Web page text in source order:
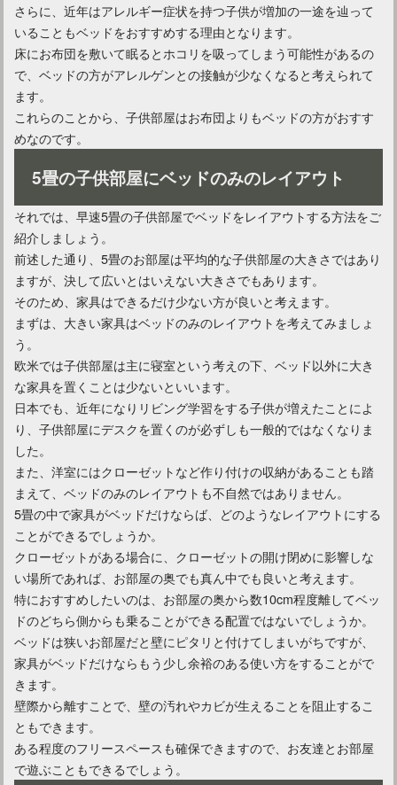
カントリーなお部屋を100均アイテムで仕上げるアイデア
カントリーなインテリアスタイルのお部屋に仕上げるコツ！
カントリー調のインテリアを作りたいならブログを参考に！
マンションの「玄関ポーチ」にインテリアを置いても大丈夫？
さらに、近年はアレルギー症状を持つ子供が増加の一途を辿って
いることもベッドをおすすめする理由となります。
床にお布団を敷いて眠るとホコリを吸ってしまう可能性があるの
で、ベッドの方がアレルゲンとの接触が少なくなると考えられて
ます。
これらのことから、子供部屋はお布団よりもベッドの方がおすす
めなのです。
5畳の子供部屋にベッドのみのレイアウト
それでは、早速5畳の子供部屋でベッドをレイアウトする方法をご
紹介しましょう。
前述した通り、5畳のお部屋は平均的な子供部屋の大きさではあり
ますが、決して広いとはいえない大きさでもあります。
そのため、家具はできるだけ少ない方が良いと考えます。
まずは、大きい家具はベッドのみのレイアウトを考えてみましょ
う。
欧米では子供部屋は主に寝室という考えの下、ベッド以外に大き
な家具を置くことは少ないといいます。
日本でも、近年になりリビング学習をする子供が増えたことによ
り、子供部屋にデスクを置くのが必ずしも一般的ではなくなりま
した。
また、洋室にはクローゼットなど作り付けの収納があることも踏
まえて、ベッドのみのレイアウトも不自然ではありません。
5畳の中で家具がベッドだけならば、どのようなレイアウトにする
ことができるでしょうか。
クローゼットがある場合に、クローゼットの開け閉めに影響しな
い場所であれば、お部屋の奥でも真ん中でも良いと考えます。
特におすすめしたいのは、お部屋の奥から数10cm程度離してベッ
ドのどちら側からも乗ることができる配置ではないでしょうか。
ベッドは狭いお部屋だと壁にピタリと付けてしまいがちですが、
家具がベッドだけならもう少し余裕のある使い方をすることがで
きます。
壁際から離すことで、壁の汚れやカビが生えることを阻止するこ
ともできます。
ある程度のフリースペースも確保できますので、お友達とお部屋
で遊ぶこともできるでしょう。